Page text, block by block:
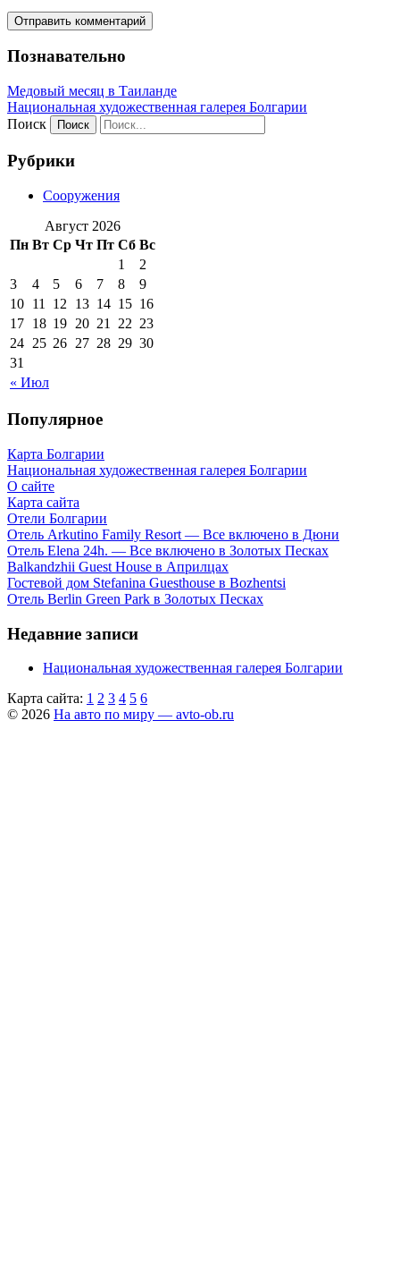
Познавательно
Медовый месяц в Таиланде
Национальная художественная галерея Болгарии
Поиск
Рубрики
Сооружения
Август 2026
Пн Вт Ср Чт Пт Сб Вс
« Июл
1
2
3
4 5 6 7 8
9
10 11 12 13 14 15 16
17 18 19 20 21 22 23
24 25 26 27 28 29 30
31
Популярное
Карта Болгарии
Национальная художественная галерея Болгарии
О сайте
Карта сайта
Отели Болгарии
Отель Arkutino Family Resort — Все включено в Дюни
Отель Elena 24h. — Все включено в Золотых Песках
Balkandzhii Guest House в Априлцах
Гостевой дом Stefanina Guesthouse в Bozhentsi
Отель Berlin Green Park в Золотых Песках
Недавние записи
Национальная художественная галерея Болгарии
Карта сайта: 1 2 3 4 5 6
© 2026 На авто по миру — avto-ob.ru